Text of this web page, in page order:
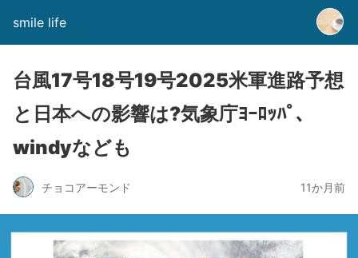
smile life
台風17号18号19号2025米軍進路予想
と日本への影響は?気象庁ﾖｰﾛｯﾊﾟ､
windyなども
チョコアーモンド 11か月前